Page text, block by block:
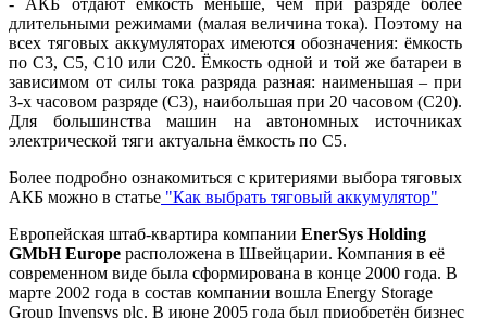
длительными режимами (малая величина тока). Поэтому на
всех тяговых аккумуляторах имеются обозначения: ёмкость
по С3, С5, С10 или С20. Ёмкость одной и той же батареи в
зависимом от силы тока разряда разная: наименьшая – при
3-х часовом разряде (С3), наибольшая при 20 часовом (С20).
Для большинства машин на автономных источниках
электрической тяги актуальна ёмкость по С5.
Более подробно ознакомиться с критериями выбора тяговых
АКБ можно в статье "Как выбрать тяговый аккумулятор"
Европейская штаб-квартира компании EnerSys Holding
GMbH Europe расположена в Швейцарии. Компания в её
современном виде была сформирована в конце 2000 года. В
марте 2002 года в состав компании вошла Energy Storage
Group Invensys plc. В июне 2005 года был приобретён бизнес